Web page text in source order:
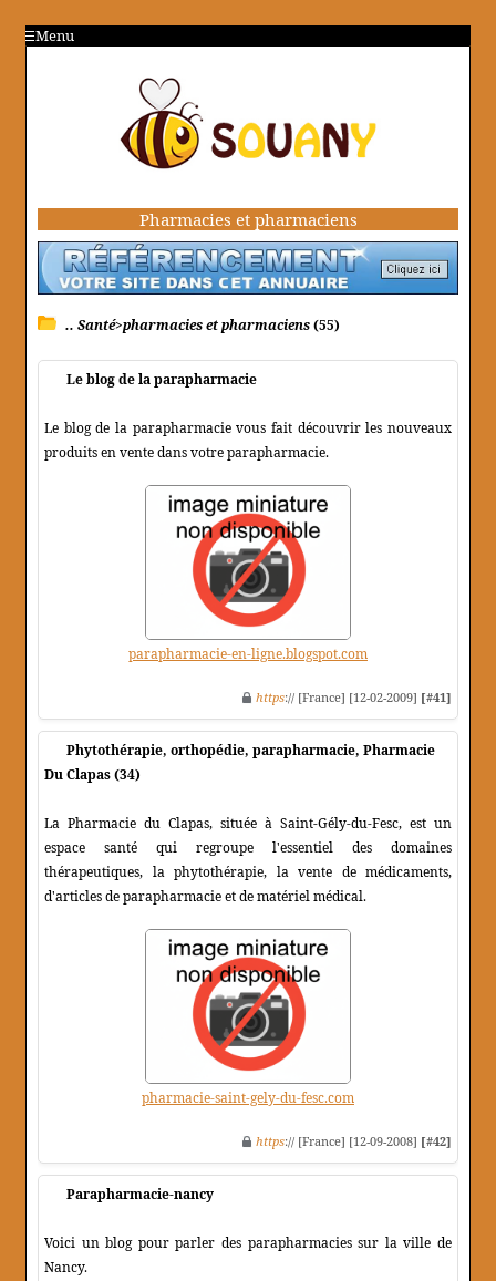
Menu
Pharmacies et pharmaciens
.. Santé>pharmacies et pharmaciens(55)
Le blog de la parapharmacie
Le blog de la parapharmacie vous fait découvrir les nouveaux
produits en vente dans votre parapharmacie.
parapharmacie-en-ligne.blogspot.com
https:// [France] [12-02-2009] [#41]
Phytothérapie, orthopédie, parapharmacie, Pharmacie
Du Clapas (34)
La Pharmacie du Clapas, située à Saint-Gély-du-Fesc, est un
espace santé qui regroupe l'essentiel des domaines
thérapeutiques, la phytothérapie, la vente de médicaments,
d'articles de parapharmacie et de matériel médical.
pharmacie-saint-gely-du-fesc.com
https:// [France] [12-09-2008] [#42]
Parapharmacie-nancy
Voici un blog pour parler des parapharmacies sur la ville de
Nancy.